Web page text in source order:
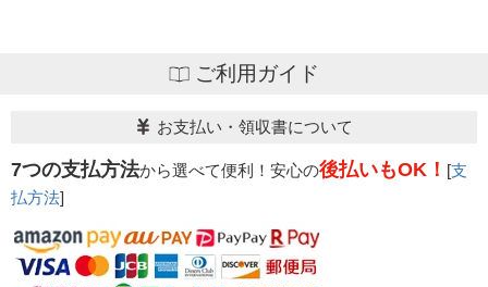
ご利用ガイド
お支払い・領収書について
7つの支払方法から選べて便利！安心の後払いもOK！ [支
払方法]